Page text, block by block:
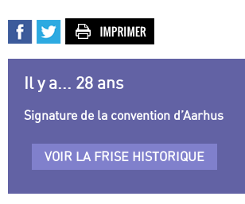
Il y a... 28 ans
Signature de la convention d’Aarhus
VOIR LA FRISE HISTORIQUE